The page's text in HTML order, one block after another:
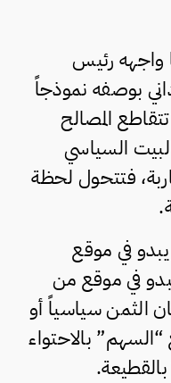
واجهه رئيس
بوصفه نموذجاً
المصالح
السياسي
فتتحول لحظة
في موقع
في موقع من
الثمن سياسياً أو
بالاحتواء
بالقطيعة.